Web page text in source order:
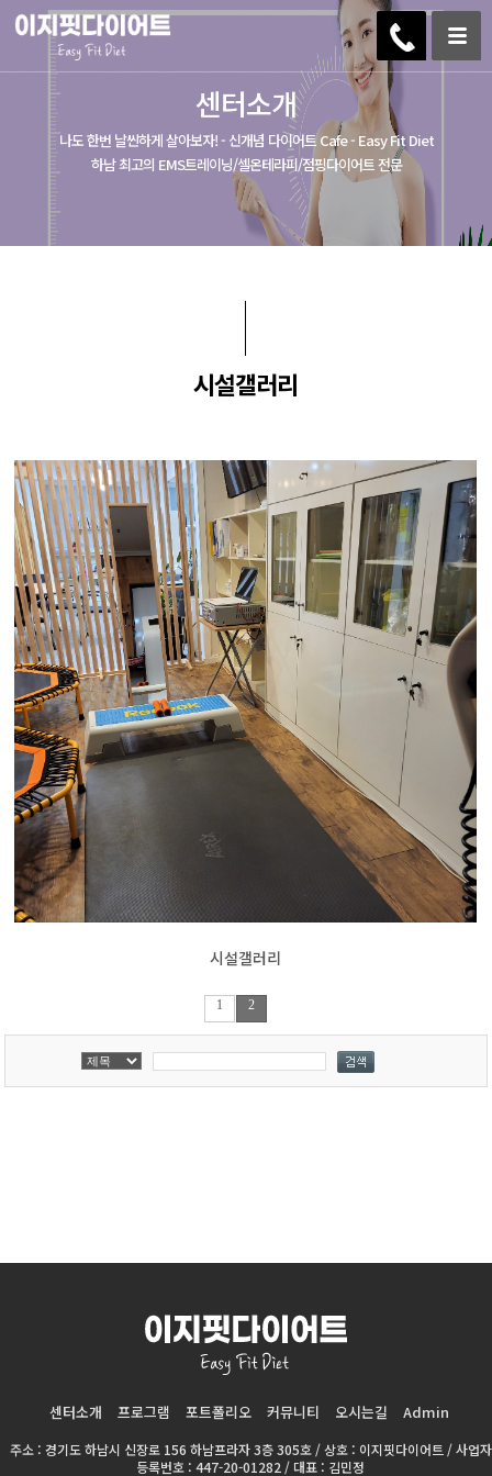
센터소개
나도 한번 날씬하게 살아보자! - 신개념 다이어트 Cafe - Easy Fit Diet
하남 최고의 EMS트레이닝/셀온테라피/점핑다이어트 전문
시설갤러리
시설갤러리
1 2
센터소개 프로그램 포트폴리오 커뮤니티 오시는길 Admin
주소 : 경기도 하남시 신장로 156 하남프라자 3층 305호 / 상호 : 이지핏다이어트 / 사업자
등록번호 : 447-20-01282 / 대표 : 김민정